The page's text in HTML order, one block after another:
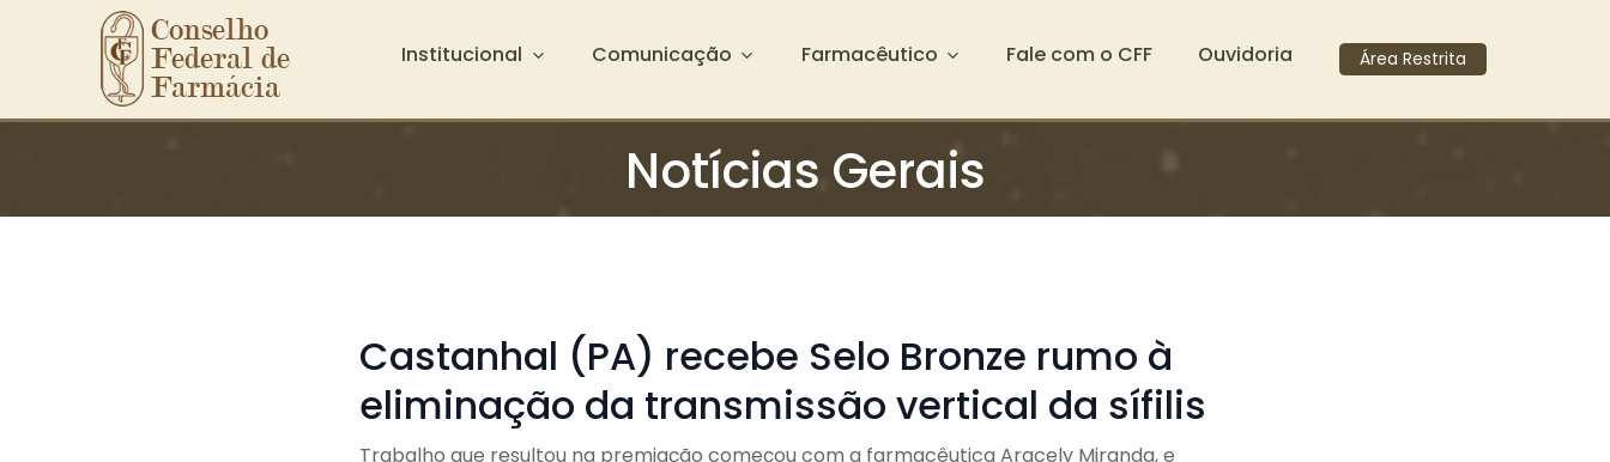
Ir para o conteúdo principal
Conselho
Federal de
Farmácia
Institucional Comunicação Farmacêutico Fale com o CFF Ouvidoria Área Restrita
Notícias Gerais
Castanhal (PA) recebe Selo Bronze rumo à
eliminação da transmissão vertical da sífilis
Trabalho que resultou na premiação começou com a farmacêutica Aracely Miranda, e